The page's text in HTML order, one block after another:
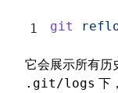
git
它会展示所有历
.git/logs 下